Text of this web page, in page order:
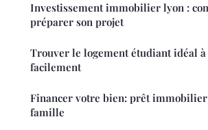
Investissement immobilier lyon :
préparer son projet
Trouver le logement étudiant idéal
facilement
Financer votre bien: prêt
famille